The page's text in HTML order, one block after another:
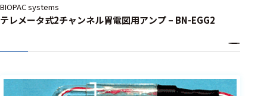
BIOPAC systems
テレメータ式2チャンネル胃電図用アンプ – BN-EGG2